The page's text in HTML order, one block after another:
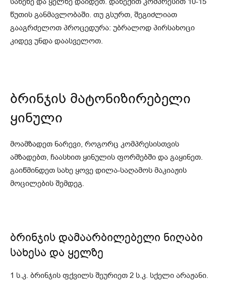
წუთის განმავლობაში. თუ გსურთ, შეგიძლიათ
გააგრძელოთ პროცედურა: უბრალოდ პირსახოცი
კიდევ უნდა დაასველოთ.
ბრინჯის მატონიზირებელი
ყინული
მოამზადეთ ნარევი, როგორც კომპრესისთვის
ამზადებთ, ჩაასხით ყინულის ფორმებში და გაყინეთ.
გაიწმინდეთ სახე ყოვე დილა-საღამოს მაკიაჟის
მოცილების შემდეგ.
ბრინჯის დამაარბილებელი ნიღაბი
სახესა და ყელზე
1 ს.კ. ბრინჯის ფქვილს შეურიეთ 2 ს.კ. სქელი არაჟანი.